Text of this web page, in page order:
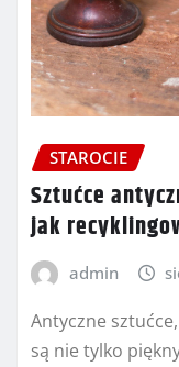
STAROCIE
Sztućce
jak
admin
Antyczne
są nie tylko